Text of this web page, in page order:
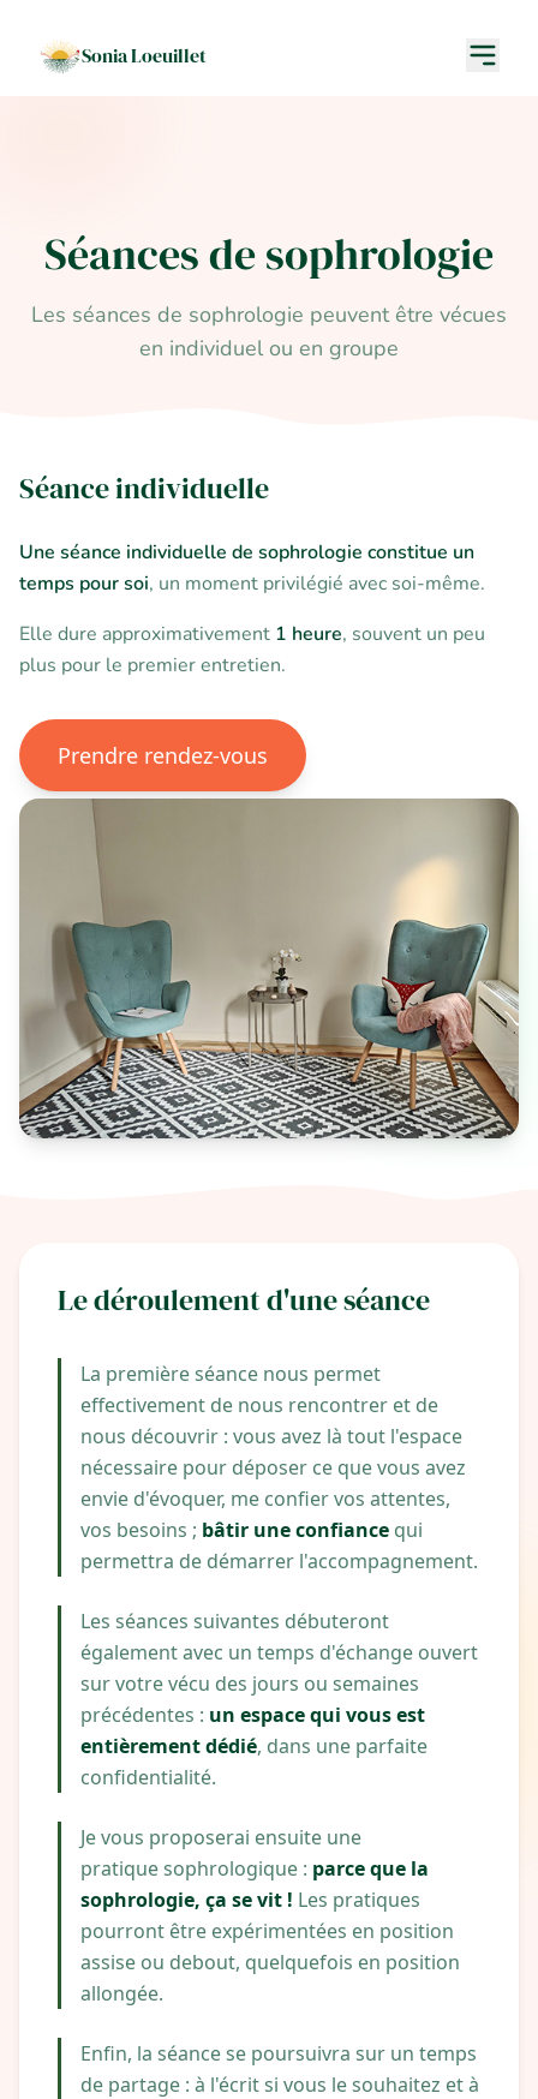
Sonia Loeuillet
Séances de sophrologie
Les séances de sophrologie peuvent être vécues
en individuel ou en groupe
Séance individuelle
Une séance individuelle de sophrologie constitue un
temps pour soi, un moment privilégié avec soi-même.
Elle dure approximativement 1 heure, souvent un peu
plus pour le premier entretien.
Prendre rendez-vous
Le déroulement d'une séance
La première séance nous permet
effectivement de nous rencontrer et de
nous découvrir : vous avez là tout l'espace
nécessaire pour déposer ce que vous avez
envie d'évoquer, me confier vos attentes,
vos besoins ; bâtir une confiance qui
permettra de démarrer l'accompagnement.
Les séances suivantes débuteront
également avec un temps d'échange ouvert
sur votre vécu des jours ou semaines
précédentes : un espace qui vous est
entièrement dédié, dans une parfaite
confidentialité.
Je vous proposerai ensuite une
pratique sophrologique : parce que la
sophrologie, ça se vit ! Les pratiques
pourront être expérimentées en position
assise ou debout, quelquefois en position
allongée.
Enfin, la séance se poursuivra sur un temps
de partage : à l'écrit si vous le souhaitez et à